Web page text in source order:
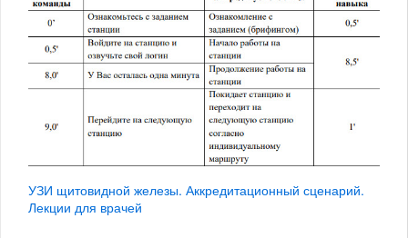
УЗИ щитовидной железы. Аккредитационный сценарий.
Лекции для врачей